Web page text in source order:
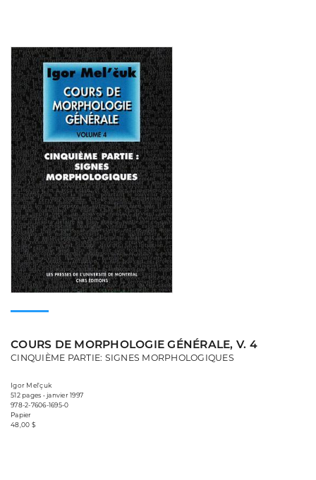
COURS DE MORPHOLOGIE GÉNÉRALE, V. 4
CINQUIÈME PARTIE: SIGNES MORPHOLOGIQUES
Igor Mel'çuk
512 pages • janvier 1997
978-2-7606-1695-0
Papier
48,00 $